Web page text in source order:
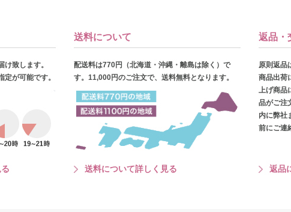
致します。
が可能です。
送料について
配送料は770円（北海道・沖縄・離島は除く）で
す。11,000円のご注文で、送料無料となります。
送料について詳しく見る
返品・
原則返品
商品出荷
上げ商品
品がご注
内に弊社
前にご連
返品